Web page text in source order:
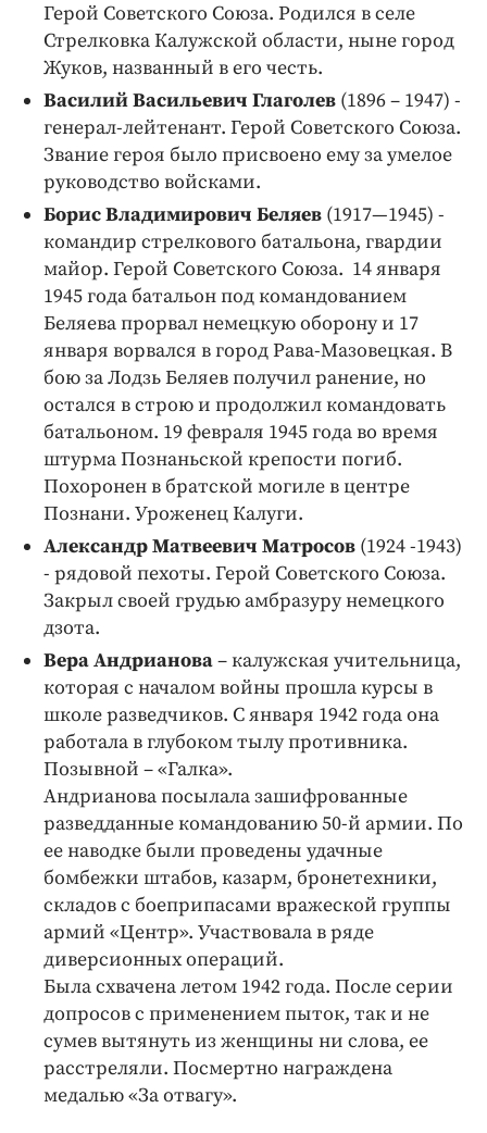
Герой Советского Союза. Родился в селе
Стрелковка Калужской области, ныне город
Жуков, названный в его честь.
Василий Васильевич Глаголев (1896 – 1947) -
генерал-лейтенант. Герой Советского Союза.
Звание героя было присвоено ему за умелое
руководство войсками.
Борис Владимирович Беляев (1917—1945) -
командир стрелкового батальона, гвардии
майор. Герой Советского Союза. 14 января
1945 года батальон под командованием
Беляева прорвал немецкую оборону и 17
января ворвался в город Рава-Мазовецкая. В
бою за Лодзь Беляев получил ранение, но
остался в строю и продолжил командовать
батальоном. 19 февраля 1945 года во время
штурма Познаньской крепости погиб.
Похоронен в братской могиле в центре
Познани. Уроженец Калуги.
Александр Матвеевич Матросов (1924 -1943)
- рядовой пехоты. Герой Советского Союза.
Закрыл своей грудью амбразуру немецкого
дзота.
Вера Андрианова– калужская учительница,
которая с началом войны прошла курсы в
школе разведчиков. С января 1942 года она
работала в глубоком тылу противника.
Позывной – «Галка».
Андрианова посылала зашифрованные
разведданные командованию 50-й армии. По
ее наводке были проведены удачные
бомбежки штабов, казарм, бронетехники,
складов с боеприпасами вражеской группы
армий «Центр». Участвовала в ряде
диверсионных операций.
Была схвачена летом 1942 года. После серии
допросов с применением пыток, так и не
сумев вытянуть из женщины ни слова, ее
расстреляли. Посмертно награждена
медалью «За отвагу».